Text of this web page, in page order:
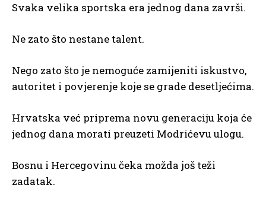
Svaka velika sportska era jednog dana završi.
Ne zato što nestane talent.
Nego zato što je nemoguće zamijeniti iskustvo,
autoritet i povjerenje koje se grade desetljećima.
Hrvatska već priprema novu generaciju koja će
jednog dana morati preuzeti Modrićevu ulogu.
Bosnu i Hercegovinu čeka možda još teži
zadatak.